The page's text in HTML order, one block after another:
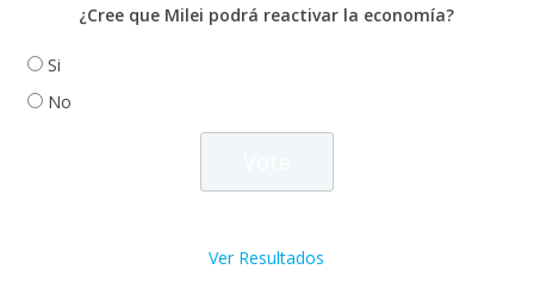
¿Cree que Milei podrá reactivar la economía?
Si
No
Ver Resultados